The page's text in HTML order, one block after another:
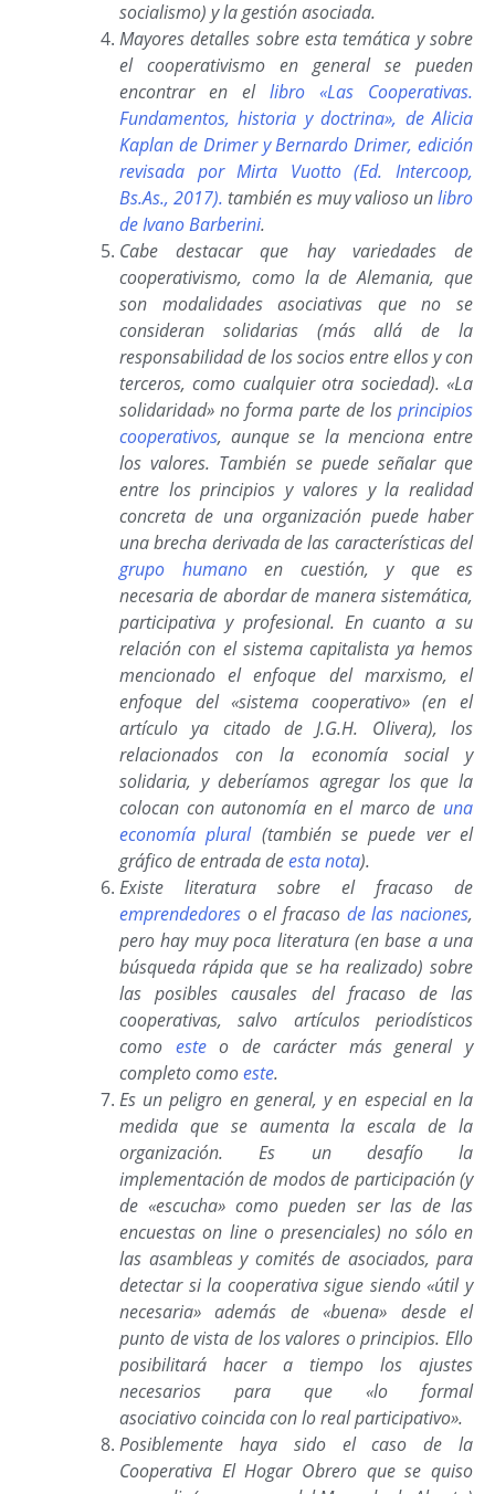
socialismo) y la gestión asociada.
Mayores detalles sobre esta temática y sobre
el cooperativismo en general se pueden
encontrar en ellibro «Las Cooperativas.
Fundamentos, historia y doctrina», de Alicia
Kaplan de Drimer y Bernardo Drimer, edición
revisada por Mirta Vuotto (Ed. Intercoop,
Bs.As., 2017). también es muy valioso unlibro
de Ivano Barberini.
Cabe destacar que hay variedades de
cooperativismo, como la de Alemania, que
son modalidades asociativas que no se
consideran solidarias (más allá de la
responsabilidad de los socios entre ellos y con
terceros, como cualquier otra sociedad). «La
solidaridad» no forma parte de los principios
cooperativos, aunque se la menciona entre
los valores. También se puede señalar que
entre los principios y valores y la realidad
concreta de una organización puede haber
una brecha derivada de las características del
grupo humanoen cuestión, y que es
necesaria de abordar de manera sistemática,
participativa y profesional. En cuanto a su
relación con el sistema capitalista ya hemos
mencionado el enfoque del marxismo, el
enfoque del «sistema cooperativo» (en el
artículo ya citado de J.G.H. Olivera), los
relacionados con la economía social y
solidaria, y deberíamos agregar los que la
colocan con autonomía en el marco de una
economía plural(también se puede ver el
gráfico de entrada deesta nota).
Existe literatura sobre el fracaso de
emprendedores o el fracaso de las naciones,
pero hay muy poca literatura (en base a una
búsqueda rápida que se ha realizado) sobre
las posibles causales del fracaso de las
cooperativas, salvo artículos periodísticos
como esteo de carácter más general y
completo comoeste.
Es un peligro en general, y en especial en la
medida que se aumenta la escala de la
organización. Es un desafío la
implementación de modos de participación (y
de «escucha» como pueden ser las de las
encuestas on line o presenciales) no sólo en
las asambleas y comités de asociados, para
detectar si la cooperativa sigue siendo «útil y
necesaria» además de «buena» desde el
punto de vista de los valores o principios. Ello
posibilitará hacer a tiempo los ajustes
necesarios para que «lo formal
asociativocoincida con lo real participativo».
Posiblemente haya sido el caso de la
Cooperativa El Hogar Obrero que se quiso